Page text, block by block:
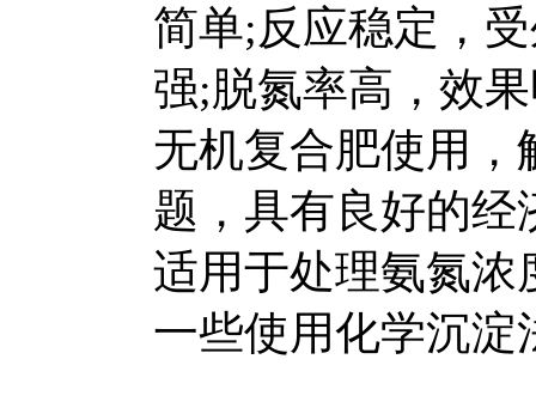
简单;反应稳定，
强;脱氮率高，效
无机复合肥使用
题，具有良好的
适用于处理氨氮浓
一些使用化学沉淀